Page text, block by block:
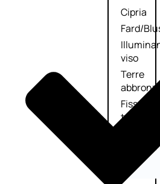
Cipria
Fard/
viso
Terre
Fissatore
trucco